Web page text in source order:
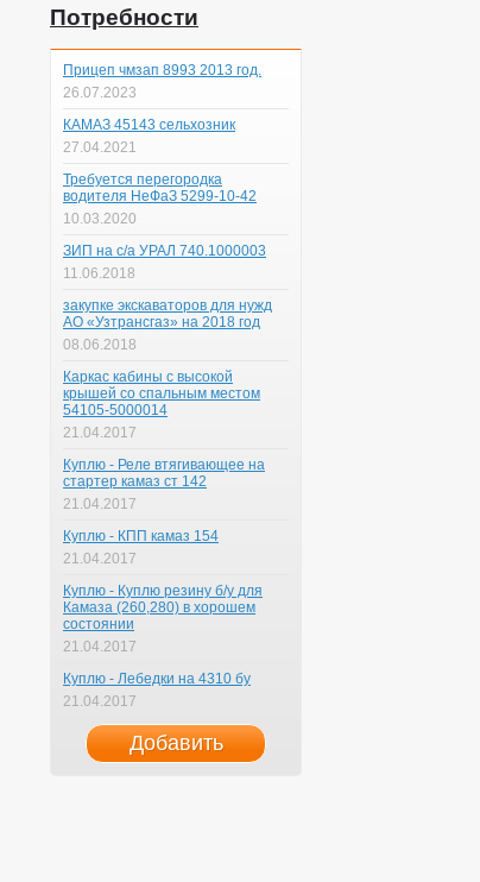
Потребности
Прицеп чмзап 8993 2013 год.
26.07.2023
КАМАЗ 45143 сельхозник
27.04.2021
Требуется перегородка
водителя НеФаЗ 5299-10-42
10.03.2020
ЗИП на с/а УРАЛ 740.1000003
11.06.2018
закупке экскаваторов для нужд
АО «Узтрансгаз» на 2018 год
08.06.2018
Каркас кабины с высокой
крышей со спальным местом
54105-5000014
21.04.2017
Куплю - Реле втягивающее на
стартер камаз ст 142
21.04.2017
Куплю - КПП камаз 154
21.04.2017
Куплю - Куплю резину б/у для
Камаза (260,280) в хорошем
состоянии
21.04.2017
Куплю - Лебедки на 4310 бу
21.04.2017
Добавить